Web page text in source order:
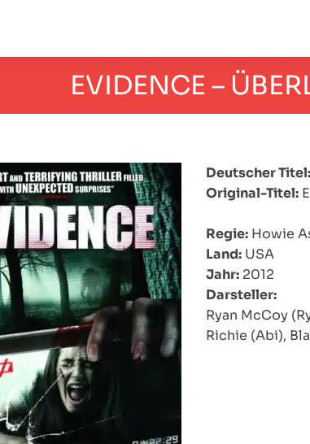
EVIDENCE –
Deutscher Titel:
Original-Titel:
Regie: Howie
Land: USA
Jahr: 2012
Darsteller:
Ryan McCoy
Richie (Abi),